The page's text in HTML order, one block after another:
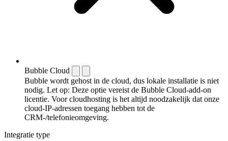
Bubble Cloud
Bubble wordt gehost in de cloud, dus lokale installatie is niet
nodig. Let op: Deze optie vereist de Bubble Cloud-add-on
licentie. Voor cloudhosting is het altijd noodzakelijk dat onze
cloud-IP-adressen toegang hebben tot de
CRM-/telefonieomgeving.
Integratie type